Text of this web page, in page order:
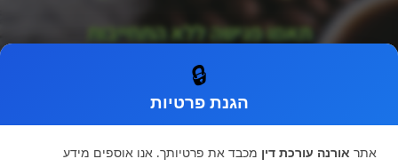
תאמו פגישה ללא התחייבות
🔒
הגנת פרטיות
אתר אורנה עורכת דין מכבד את פרטיותך. אנו אוספים מידע